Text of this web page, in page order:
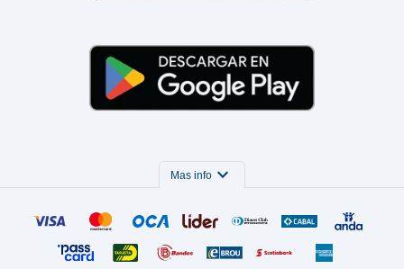
Mas info expand_more